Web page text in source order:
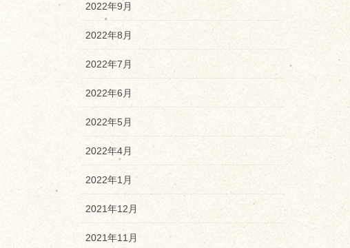
2022年9月
2022年8月
2022年7月
2022年6月
2022年5月
2022年4月
2022年1月
2021年12月
2021年11月